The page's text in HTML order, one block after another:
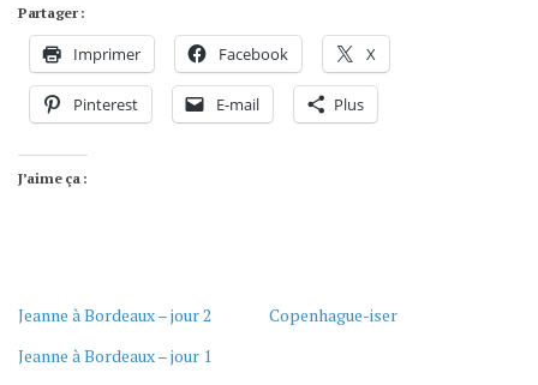
Partager :
Imprimer Facebook X
Pinterest E-mail Plus
J’aime ça :
Jeanne à Bordeaux – jour 2
Copenhague-iser
Jeanne à Bordeaux – jour 1